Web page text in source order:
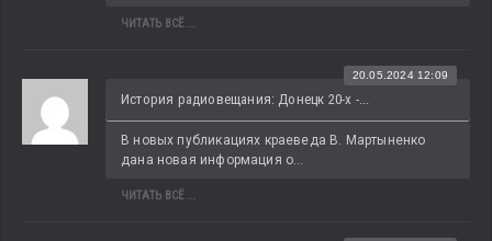
ЧИТАТЬ ВСЁ...
История радиовещания: Донецк 20-х -...
20.05.2024 12:09
В новых публикациях краеведа В. Мартыненко
дана новая информация о...
ЧИТАТЬ ВСЁ...